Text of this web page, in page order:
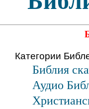
Категории
Библия
Аудио